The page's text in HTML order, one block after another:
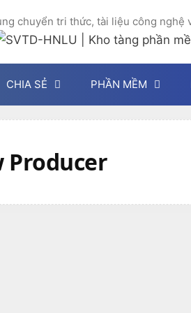
chuyển tri thức, tài liệu công nghệ
CHIA SẺ PHẦN MỀM
Producer